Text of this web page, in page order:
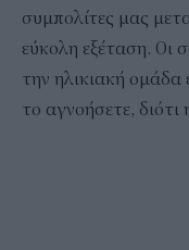
συμπολίτες μας
εύκολη εξέταση. Οι
την ηλικιακή
το αγνοήσετε,